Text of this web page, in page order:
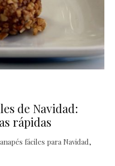
de Navidad:
rápidas
fáciles para Navidad,